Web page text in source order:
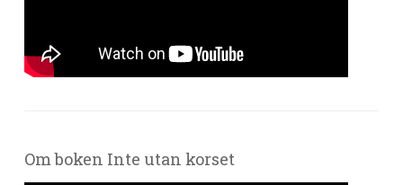
Om boken Inte utan korset